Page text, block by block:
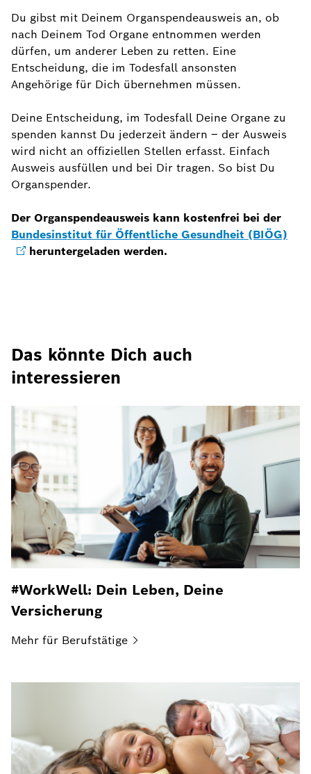
Du gibst mit Deinem Organspendeausweis an, ob
nach Deinem Tod Organe entnommen werden
dürfen, um anderer Leben zu retten. Eine
Entscheidung, die im Todesfall ansonsten
Angehörige für Dich übernehmen müssen.
Deine Entscheidung, im Todesfall Deine Organe zu
spenden kannst Du jederzeit ändern – der Ausweis
wird nicht an offiziellen Stellen erfasst. Einfach
Ausweis ausfüllen und bei Dir tragen. So bist Du
Organspender.
Der Organspendeausweis kann kostenfrei bei der
Bundesinstitut für Öffentliche Gesundheit (BIÖG)
heruntergeladen werden.
Das könnte Dich auch
interessieren
#WorkWell: Dein Leben, Deine
Versicherung
Mehr für Berufstätige